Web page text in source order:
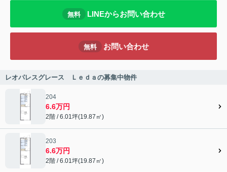
無料 LINEからお問い合わせ
無料 お問い合わせ
レオパレスグレース Ｌｅｄａの募集中物件
204
6.6万円
2階 / 6.01坪(19.87㎡)
203
6.6万円
2階 / 6.01坪(19.87㎡)